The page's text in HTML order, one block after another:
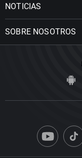
NOTICIAS
SOBRE NOSOTROS